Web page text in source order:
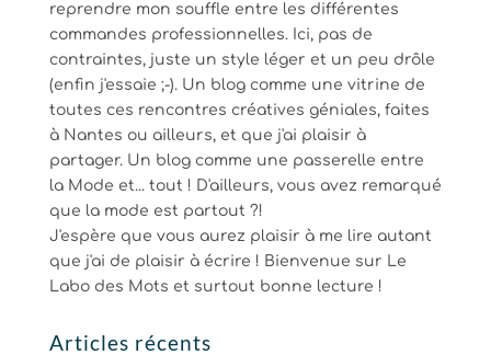
reprendre mon souffle entre les différentes
commandes professionnelles. Ici, pas de
contraintes, juste un style léger et un peu drôle
(enfin j'essaie ;-). Un blog comme une vitrine de
toutes ces rencontres créatives géniales, faites
à Nantes ou ailleurs, et que j'ai plaisir à
partager. Un blog comme une passerelle entre
la Mode et... tout ! D'ailleurs, vous avez remarqué
que la mode est partout ?!
J'espère que vous aurez plaisir à me lire autant
que j'ai de plaisir à écrire ! Bienvenue sur Le
Labo des Mots et surtout bonne lecture !
Articles récents